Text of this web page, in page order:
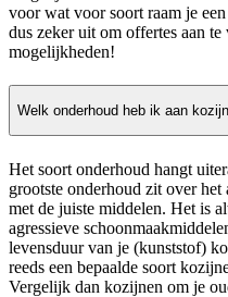
voor wat voor soort raam je
dus zeker uit om offertes aan
mogelijkheden!
Welk onderhoud heb ik aan
Het soort onderhoud hangt
grootste onderhoud zit over het
met de juiste middelen. Het is
agressieve
levensduur van je (kunststof)
reeds een bepaalde soort
Vergelijk dan kozijnen om je